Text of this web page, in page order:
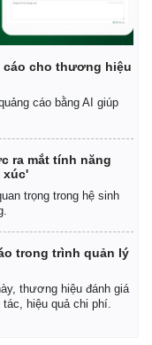
cáo cho thương hiệu
cáo bằng AI giúp
ra mắt tính năng
xúc'
trọng trong hệ sinh
trong trình quản lý
thương hiệu đánh giá
hiệu quả chi phí.